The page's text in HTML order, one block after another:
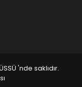
'nde saklıdır.